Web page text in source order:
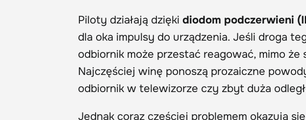
Piloty działają dzięki diodom podczerwieni
dla oka impulsy do urządzenia. Jeśli droga
odbiornik może przestać reagować, mimo
Najczęściej winę ponoszą prozaiczne
odbiornik w telewizorze czy zbyt duża
Jednak coraz częściej problemem okazują się